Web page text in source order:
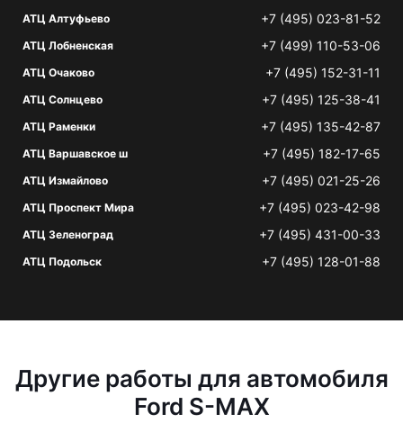
АТЦ Алтуфьево +7 (495) 023-81-52
АТЦ Лобненская +7 (499) 110-53-06
АТЦ Очаково +7 (495) 152-31-11
АТЦ Солнцево +7 (495) 125-38-41
АТЦ Раменки +7 (495) 135-42-87
АТЦ Варшавское ш +7 (495) 182-17-65
АТЦ Измайлово +7 (495) 021-25-26
АТЦ Проспект Мира +7 (495) 023-42-98
АТЦ Зеленоград +7 (495) 431-00-33
АТЦ Подольск +7 (495) 128-01-88
Другие работы для автомобиля
Ford S-MAX